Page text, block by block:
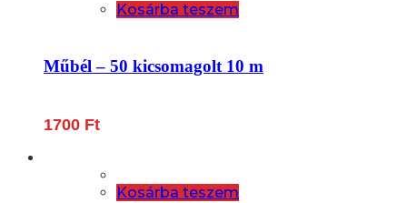
Kosárba teszem
Műbél – 50 kicsomagolt 10 m
1700 Ft
Kosárba teszem